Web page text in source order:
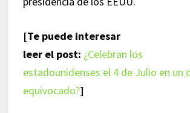
[Te puede interesar
leer el post: ¿Celebran los
estadounidenses el 4 de Julio en un
equivocado?]